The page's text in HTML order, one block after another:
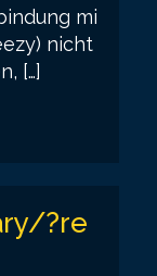
mi
nicht
[…]
?re